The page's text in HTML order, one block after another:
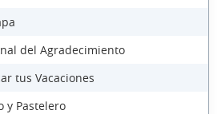
del Agradecimiento
tus Vacaciones
y Pastelero